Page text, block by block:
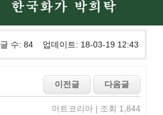
글 수: 84 업데이트: 18-03-19 12:43
아트코리아 | 조회 1,844